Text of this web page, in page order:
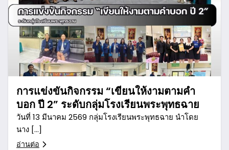
การแข่งขันกิจกรรม “เขียนให้งามตามคำ
บอก ปี 2” ระดับกลุ่มโรงเรียนพระพุทธฉาย
วันที่ 13 มีนาคม 2569 กลุ่มโรงเรียนพระพุทธฉาย นำโดย
นาง […]
อ่านต่อ